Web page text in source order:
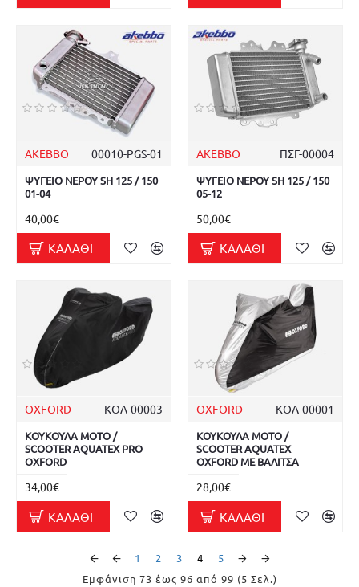
AKEBBO 00010-PGS-01
ΨΥΓΕΙΟ ΝΕΡΟΥ SH 125 / 150
01-04
40,00€
ΚΑΛΆΘΙ
AKEBBO ΠΣΓ-00004
ΨΥΓΕΙΟ ΝΕΡΟΥ SH 125 / 150
05-12
50,00€
ΚΑΛΆΘΙ
OXFORD ΚΟΛ-00003
ΚΟΥΚΟΥΛΑ MOTO /
SCOOTER AQUATEX PRO
OXFORD
34,00€
ΚΑΛΆΘΙ
OXFORD ΚΟΛ-00001
ΚΟΥΚΟΥΛΑ MOTO /
SCOOTER AQUATEX
OXFORD ΜΕ ΒΑΛΙΤΣΑ
28,00€
ΚΑΛΆΘΙ
1 2 3 4
5
Εμφάνιση 73 έως 96 από 99 (5 Σελ.)